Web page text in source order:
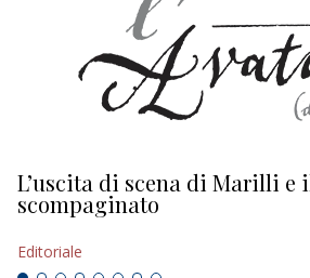
L’uscita di scena di Marilli e
scompaginato
Editoriale